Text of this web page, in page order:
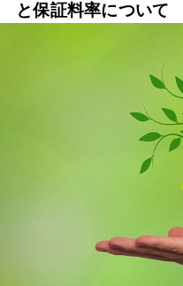
と保証料率について